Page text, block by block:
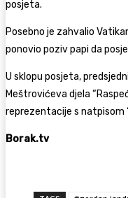
posjeta.
Posebno je zahvalio
ponovio poziv papi da
U sklopu posjeta,
Meštrovićeva djela
reprezentacije s natpisom
Borak.tv